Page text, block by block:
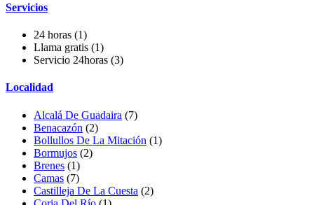
Servicios
24 horas (1)
Llama gratis (1)
Servicio 24horas (3)
Localidad
Alcalá De Guadaira (7)
Benacazón (2)
Bollullos De La Mitación (1)
Bormujos (2)
Brenes (1)
Camas (7)
Castilleja De La Cuesta (2)